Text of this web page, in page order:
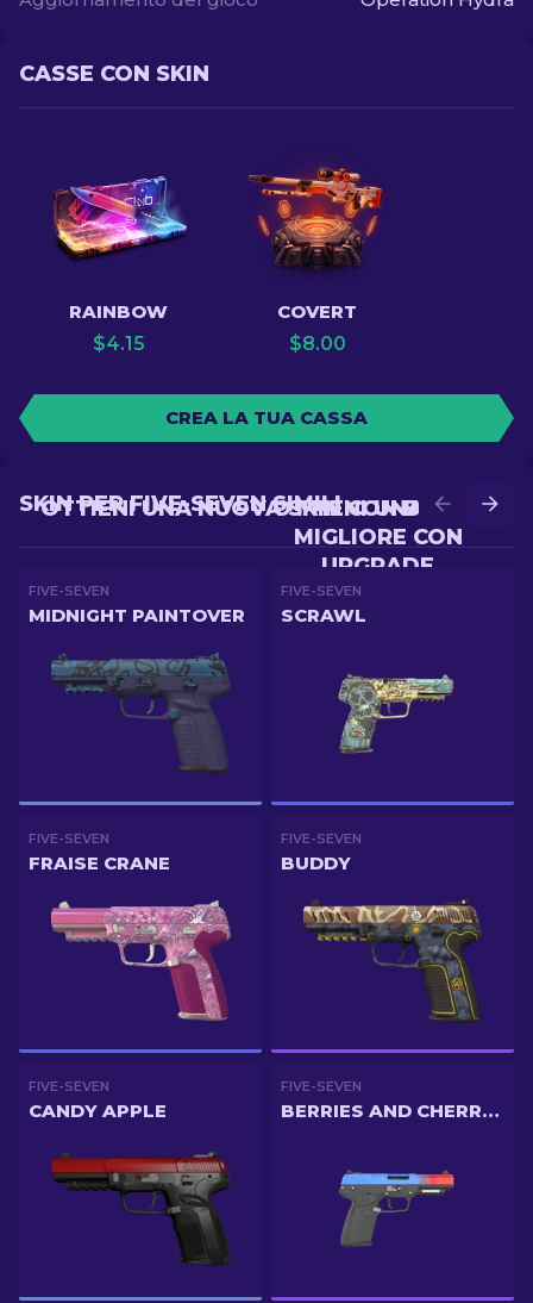
CASSE CON SKIN
RAINBOW
$4.15
COVERT
$8.00
CREA LA TUA CASSA
OTTIENI UNA SKIN
MIGLIORE CON
UPGRADE
OTTIENI UNA NUOVA SKIN CON BATTLE
SKIN PER FIVE-SEVEN SIMILI
FIVE-SEVEN
MIDNIGHT PAINTOVER
FIVE-SEVEN
SCRAWL
FIVE-SEVEN
FRAISE CRANE
FIVE-SEVEN
BUDDY
FIVE-SEVEN
CANDY APPLE
FIVE-SEVEN
BERRIES AND CHERRIES